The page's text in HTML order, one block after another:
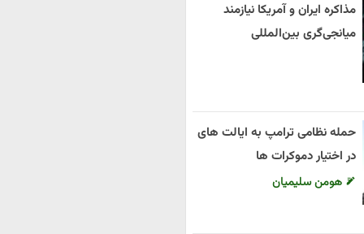
مذاکره ایران و آمریکا نیازمند
میانجی‌گری بین‌المللی
حمله نظامی ترامپ به ایالت های
در اختیار دموکرات ها
هومن سلیمیان